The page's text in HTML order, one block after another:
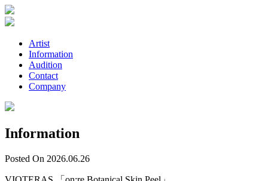
Artist
Information
Audition
Contact
Company
Information
Posted On 2026.06.26